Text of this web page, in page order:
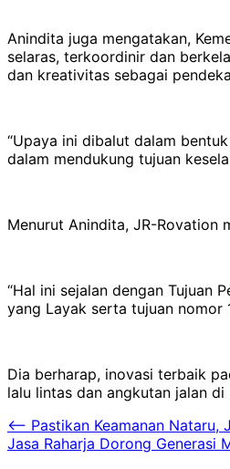
Anindita juga mengatakan,
selaras, terkoordinir dan
dan kreativitas sebagai
“Upaya ini dibalut dalam
dalam mendukung tujuan
Menurut Anindita, JR-Rovation
“Hal ini sejalan dengan Tujuan
yang Layak serta tujuan nomor
Dia berharap, inovasi terbaik
lalu lintas dan angkutan jalan di
Navigasi
pos
⟵ Pastikan Keamanan Nataru,
Jasa Raharja Dorong Generasi